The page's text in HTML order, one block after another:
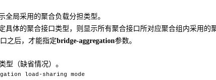
全局采用的聚合负载分担类型。
具体的聚合接口类型，则显示所有聚合接口所对应聚合组内采用的
之后，才能指定bridge-aggregation参数。
型（缺省情况）。
load-sharing mode